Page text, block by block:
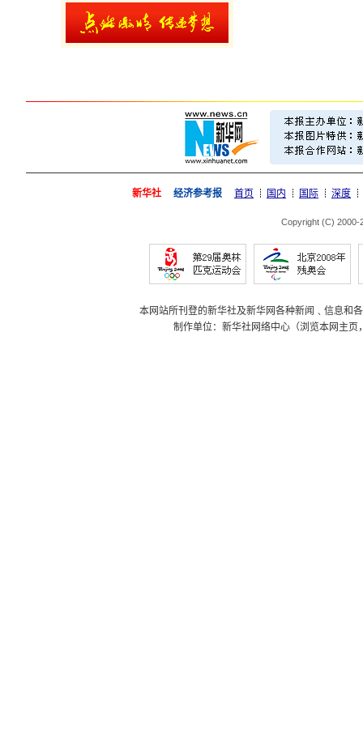
新华社 经济参考报 首页 国内 国际 深度
Copyright (C) 2000-
本网站所刊登的新华社及新华网各种新闻﹑信息和
制作单位：新华社网络中心（浏览本网主